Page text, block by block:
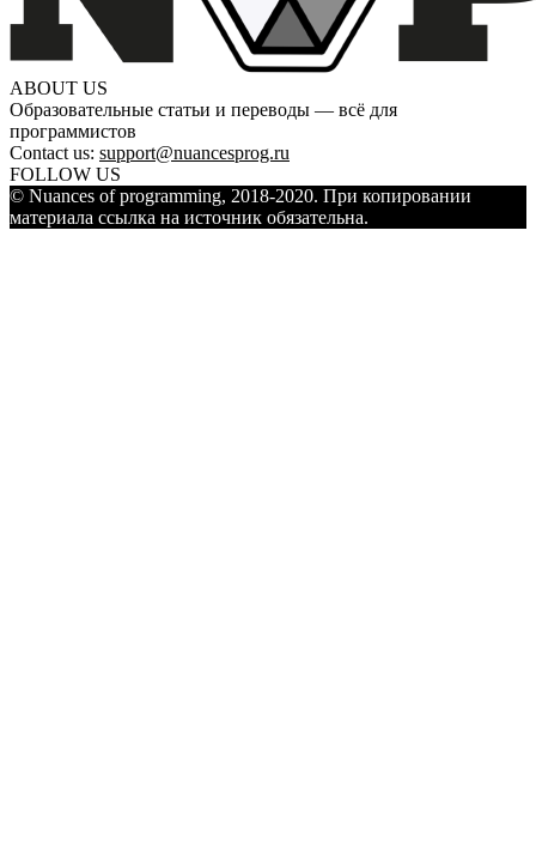
ABOUT US
Образовательные статьи и переводы — всё для
программистов
Contact us: support@nuancesprog.ru
FOLLOW US
© Nuances of programming, 2018-2020. При копировании
материала ссылка на источник обязательна.